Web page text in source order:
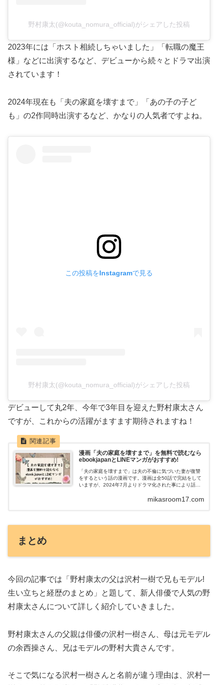
野村康太(@kouta_nomura_official)がシェアした投稿
2023年には「ホスト相続しちゃいました」「転職の魔王
様」などに出演するなど、デビューから続々とドラマ出演
されています！
2024年現在も「夫の家庭を壊すまで」「あの子の子ど
も」の2作同時出演するなど、かなりの人気者ですよね。
この投稿をInstagramで見る
野村康太(@kouta_nomura_official)がシェアした投稿
デビューして丸2年、今年で3年目を迎えた野村康太さん
ですが、これからの活躍がますます期待されますね！
漫画「夫の家庭を壊すまで」を無料で読むなら
ebookjapanとLINEマンガがおすすめ!
「夫の家庭を壊すまで」は夫の不倫に気づいた妻が復讐
をするという話の漫画です。漫画は全50話で完結をして
いますが、2024年7月よりドラマ化された事により話題
mikasroom17.com
まとめ
今回の記事では「野村康太の父は沢村一樹で兄もモデル!
生い立ちと経歴のまとめ」と題して、新人俳優で人気の野
村康太さんについて詳しく紹介していきました。
野村康太さんの父親は俳優の沢村一樹さん、母は元モデル
の余西操さん、兄はモデルの野村大貴さんです。
そこで気になる沢村一樹さんと名前が違う理由は、沢村一